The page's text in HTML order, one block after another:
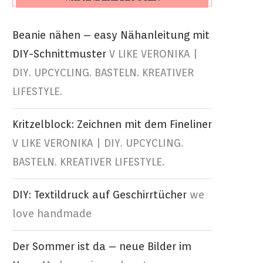
Beanie nähen – easy Nähanleitung mit
DIY-Schnittmuster V LIKE VERONIKA |
DIY. UPCYCLING. BASTELN. KREATIVER
LIFESTYLE.
Kritzelblock: Zeichnen mit dem Fineliner
V LIKE VERONIKA | DIY. UPCYCLING.
BASTELN. KREATIVER LIFESTYLE.
DIY: Textildruck auf Geschirrtücher we
love handmade
Der Sommer ist da – neue Bilder im